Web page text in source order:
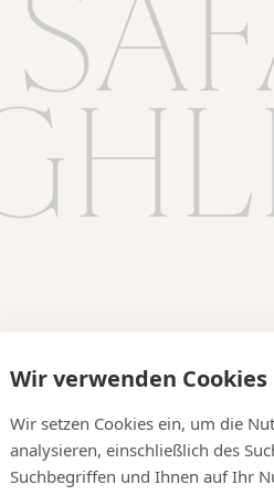
Wir verwenden Cookies
Wir setzen Cookies ein, um die
analysieren, einschließlich des
Suchbegriffen und Ihnen auf Ihr